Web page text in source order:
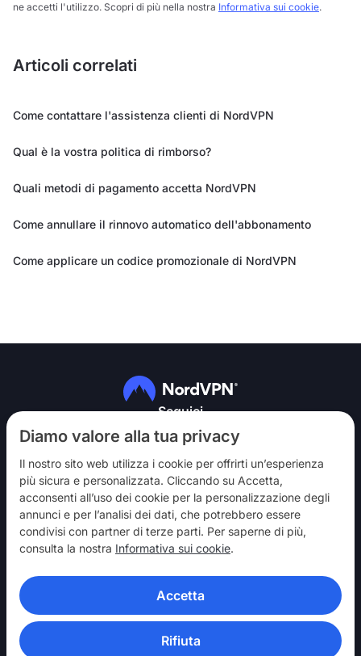
Diamo valore alla tua privacy
Il nostro sito web utilizza i cookie per offrirti un’esperienza
più sicura e personalizzata. Cliccando su Accetta,
acconsenti all’uso dei cookie per la personalizzazione degli
annunci e per l’analisi dei dati, che potrebbero essere
condivisi con partner di terze parti. Per saperne di più,
consulta la nostra Informativa sui cookie.
Accetta
Rifiuta
ne accetti l'utilizzo. Scopri di più nella nostra Informativa sui cookie.
Articoli correlati
Come contattare l'assistenza clienti di NordVPN
Qual è la vostra politica di rimborso?
Quali metodi di pagamento accetta NordVPN
Come annullare il rinnovo automatico dell'abbonamento
Come applicare un codice promozionale di NordVPN
Seguici
NordVPN
Partecipa
Assistenza
Scopri
APP VPN